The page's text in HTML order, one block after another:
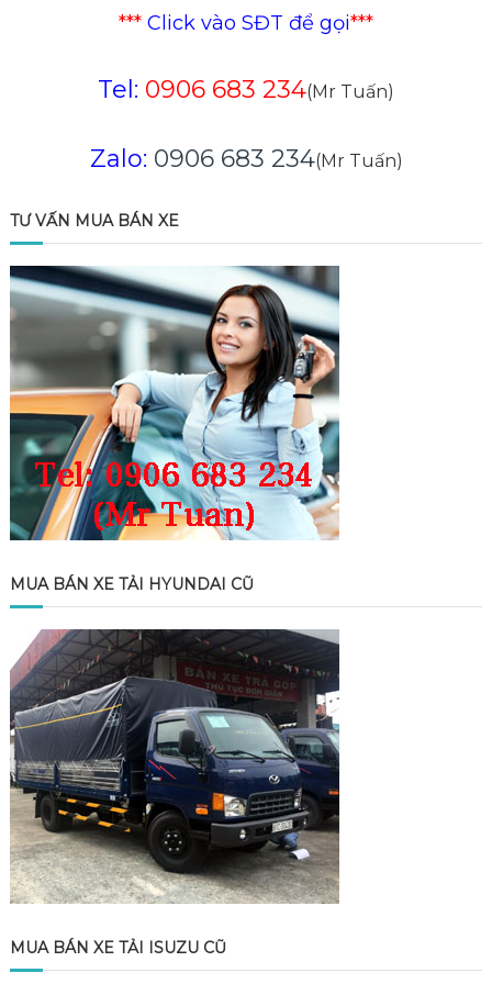
*** Click vào SĐT để gọi***
Tel: 0906 683 234(Mr Tuấn)
Zalo: 0906 683 234(Mr Tuấn)
TƯ VẤN MUA BÁN XE
MUA BÁN XE TẢI HYUNDAI CŨ
MUA BÁN XE TẢI ISUZU CŨ